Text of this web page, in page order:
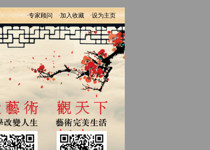
·专家顾问 ·加入收藏 ·设为主页